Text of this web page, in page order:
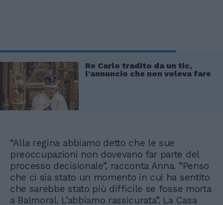
Re Carlo tradito da un tic,
l'annuncio che non voleva fare
“Alla regina abbiamo detto che le sue
preoccupazioni non dovevano far parte del
processo decisionale”, racconta Anna. “Penso
che ci sia stato un momento in cui ha sentito
che sarebbe stato più difficile se fosse morta
a Balmoral. L’abbiamo rassicurata”. La Casa